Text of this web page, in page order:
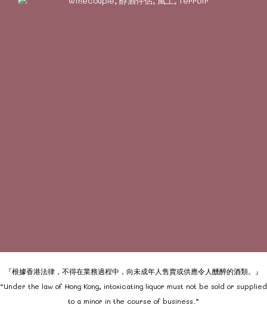
『根據香港法律，不得在業務過程中，向未成年人售賣或供應令人醺醉的酒類。』
“Under the law of Hong Kong, intoxicating liquor must not be sold or supplied
to a minor in the course of business.”